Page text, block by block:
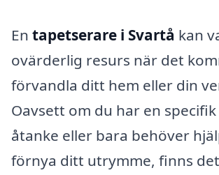
En tapetserare i Svartå kan
ovärderlig resurs när det
förvandla ditt hem eller din
Oavsett om du har en
åtanke eller bara behöver
förnya ditt utrymme, finns